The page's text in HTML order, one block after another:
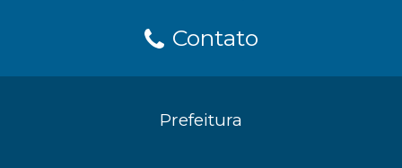
Contato
Prefeitura